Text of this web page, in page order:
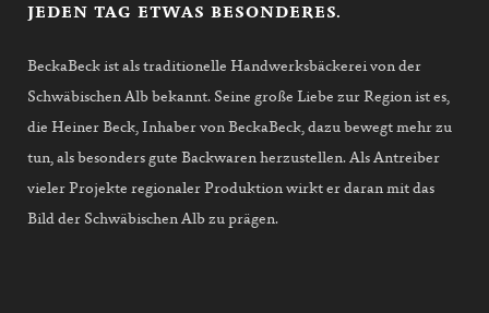
JEDEN TAG ETWAS BESONDERES.
BeckaBeck ist als traditionelle Handwerksbäckerei von der
Schwäbischen Alb bekannt. Seine große Liebe zur Region ist es,
die Heiner Beck, Inhaber von BeckaBeck, dazu bewegt mehr zu
tun, als besonders gute Backwaren herzustellen. Als Antreiber
vieler Projekte regionaler Produktion wirkt er daran mit das
Bild der Schwäbischen Alb zu prägen.